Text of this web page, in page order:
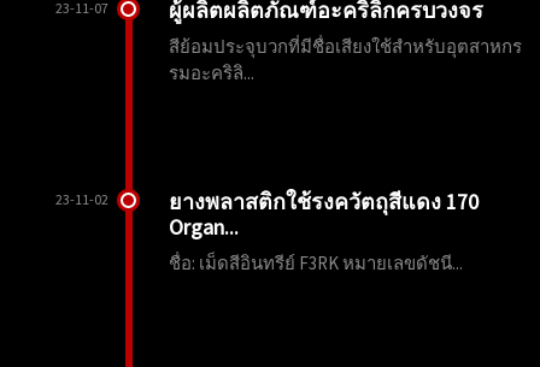
23-11-07 ผู้ผลิตผลิตภัณฑ์อะคริลิกครบวงจร
สีย้อมประจุบวกที่มีชื่อเสียงใช้สำหรับอุตสาหกร
รมอะคริลิ...
23-11-02
ยางพลาสติกใช้รงควัตถุสีแดง 170
Organ...
ชื่อ: เม็ดสีอินทรีย์ F3RK หมายเลขดัชนี...